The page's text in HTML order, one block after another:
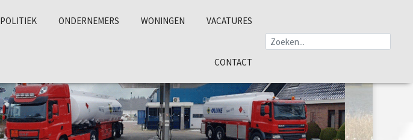
POLITIEK ONDERNEMERS WONINGEN VACATURES
CONTACT